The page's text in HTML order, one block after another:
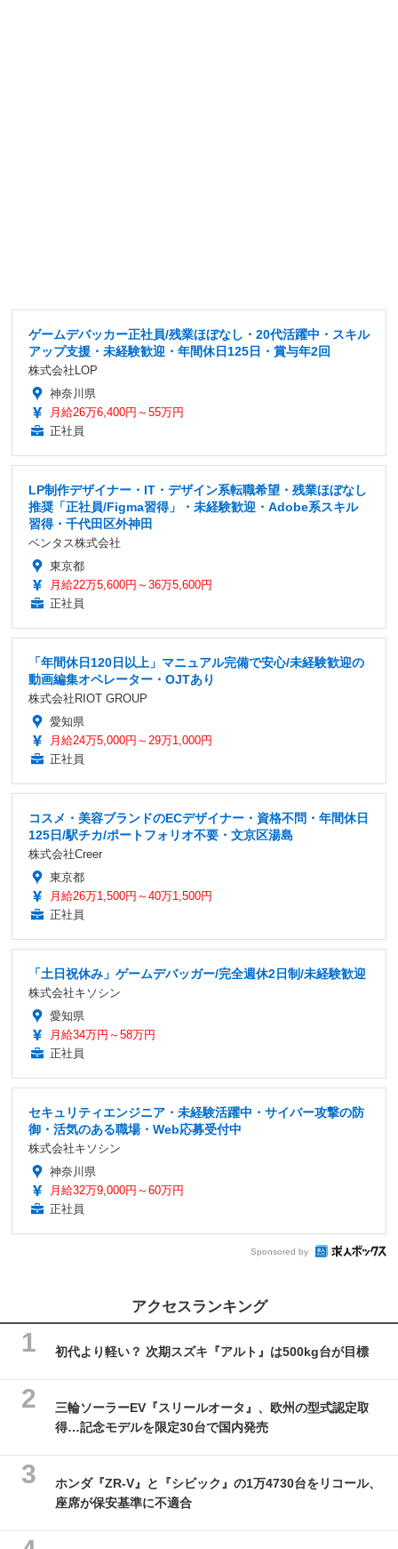
ゲームデバッカー正社員/残業ほぼなし・20代活躍中・スキル
アップ支援・未経験歓迎・年間休日125日・賞与年2回
株式会社LOP
神奈川県
月給26万6,400円～55万円
正社員
LP制作デザイナー・IT・デザイン系転職希望・残業ほぼなし
推奨「正社員/Figma習得」・未経験歓迎・Adobe系スキル
習得・千代田区外神田
ベンタス株式会社
東京都
月給22万5,600円～36万5,600円
正社員
「年間休日120日以上」マニュアル完備で安心/未経験歓迎の
動画編集オペレーター・OJTあり
株式会社RIOT GROUP
愛知県
月給24万5,000円～29万1,000円
正社員
コスメ・美容ブランドのECデザイナー・資格不問・年間休日
125日/駅チカ/ポートフォリオ不要・文京区湯島
株式会社Creer
東京都
月給26万1,500円～40万1,500円
正社員
「土日祝休み」ゲームデバッガー/完全週休2日制/未経験歓迎
株式会社キソシン
愛知県
月給34万円～58万円
正社員
セキュリティエンジニア・未経験活躍中・サイバー攻撃の防
御・活気のある職場・Web応募受付中
株式会社キソシン
神奈川県
月給32万9,000円～60万円
正社員
Sponsored by
アクセスランキング
初代より軽い？ 次期スズキ『アルト』は500kg台が目標
三輪ソーラーEV『スリールオータ』、欧州の型式認定取
得…記念モデルを限定30台で国内発売
ホンダ『ZR-V』と『シビック』の1万4730台をリコール、
座席が保安基準に不適合